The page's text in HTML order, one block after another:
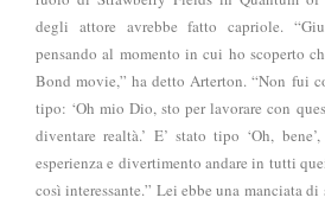
degli attore avrebbe fatto capriole.
pensando al momento in cui ho scoperto
Bond movie,” ha detto Arterton. “Non fui
tipo: ‘Oh mio Dio, sto per lavorare con
diventare realtà.’ E’ stato tipo ‘Oh,
esperienza e divertimento andare in tutti
così interessante.” Lei ebbe una manciata